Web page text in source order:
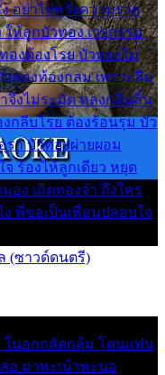
อย่าไปหวังความรวย
ห้ลูกบัวทอง เวรกรรม
องต้องโรย บัวทองไม่
ทองท้องกลม เพราะลืม
จึงไม่ระมัด หลงกลิ่นลิ้น
กลีบโรย ต้องร้อนรุม บัว
า บัวทองผ่ายผอม
ร้องไห้ลูกเดียว หยุด
อง เถิดทองจ๋า ถึงใคร
ง พี่ขอเป็นเพื่อนปลอบใจ
(ซาวด์ดนตรี)
ในอกกลัดกลุ้ม โดนแฟน
อ มาพะเน้าพะนอ